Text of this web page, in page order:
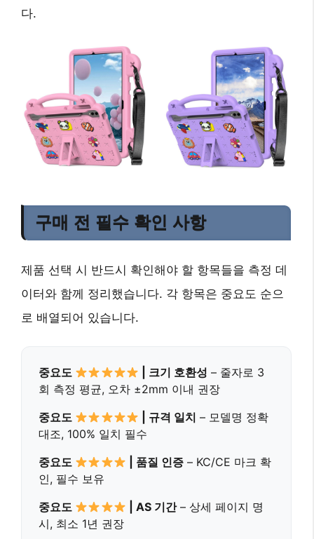
다.
구매 전 필수 확인 사항
제품 선택 시 반드시 확인해야 할 항목들을 측정 데
이터와 함께 정리했습니다. 각 항목은 중요도 순으
로 배열되어 있습니다.
중요도 | 크기 호환성 – 줄자로 3
회 측정 평균, 오차 ±2mm 이내 권장
중요도
| 규격 일치 – 모델명 정확
대조, 100% 일치 필수
중요도
| 품질 인증– KC/CE 마크 확
인, 필수 보유
중요도
| AS 기간– 상세 페이지 명
시, 최소 1년 권장